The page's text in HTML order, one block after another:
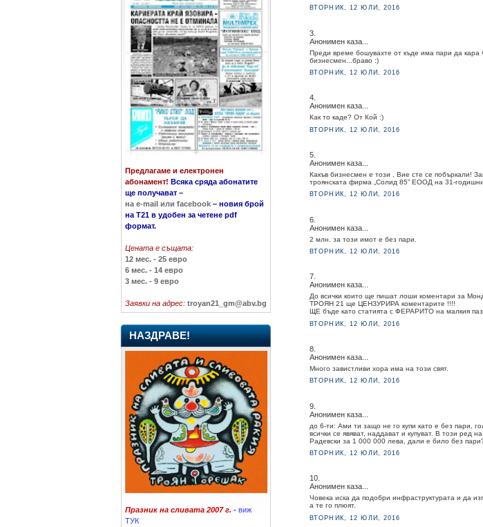
Предлагаме и електронен
абонамент! Всяка сряда абонатите
ще получават –
на e-mail или facebook – новия брой
на Т21 в удобен за четене pdf
формат.
Цената е същата:
12 мес. - 25 евро
6 мес. - 14 евро
3 мес. - 9 евро
Заявки на адрес: troyan21_gm@abv.bg
НАЗДРАВЕ!
Празник на сливата 2007 г. - виж
ТУК
ВТОРНИК, 12 ЮЛИ, 2016
3.
Анонимен каза...
Преди време бошувахте от къде има пари да кара
бизнесмен...браво :)
ВТОРНИК, 12 ЮЛИ, 2016
4.
Анонимен каза...
Как то каде? От Кой :)
ВТОРНИК, 12 ЮЛИ, 2016
5.
Анонимен каза...
Какъв бизнесмен е този , Вие сте се побъркали!
троянската фирма „Солид 85” ЕООД на 31-
ВТОРНИК, 12 ЮЛИ, 2016
6.
Анонимен каза...
2 млн. за този имот е без пари.
ВТОРНИК, 12 ЮЛИ, 2016
7.
Анонимен каза...
До всички които ще пишат лоши коментари за
ТРОЯН 21 ще ЦЕНЗУРИРА коментарите !!!!
ЩЕ бъде като статията с ФЕРАРИТО на малкия
ВТОРНИК, 12 ЮЛИ, 2016
8.
Анонимен каза...
Много завистливи хора има на този свят.
ВТОРНИК, 12 ЮЛИ, 2016
9.
Анонимен каза...
до 6-ти: Ами ти защо не го купи като е без пари,
всички се явяват, наддават и купуват. В този ред
Радевски за 1 000 000 лева, дали е било без
ВТОРНИК, 12 ЮЛИ, 2016
10.
Анонимен каза...
Човека иска да подобри инфраструктурата и да
а те го плюят.
ВТОРНИК, 12 ЮЛИ, 2016